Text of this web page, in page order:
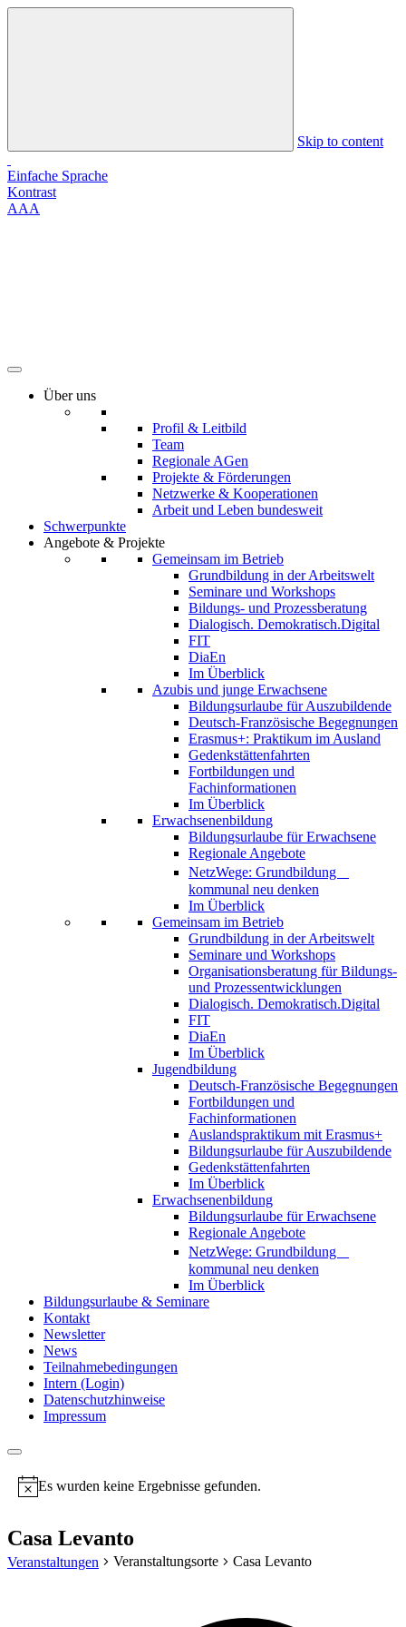
Skip to content
Einfache Sprache
Kontrast
AAA
Über uns
Profil & Leitbild
Team
Regionale AGen
Projekte & Förderungen
Netzwerke & Kooperationen
Arbeit und Leben bundesweit
Schwerpunkte
Angebote & Projekte
Gemeinsam im Betrieb
Grundbildung in der Arbeitswelt
Seminare und Workshops
Bildungs- und Prozessberatung
Dialogisch. Demokratisch.Digital
FIT
DiaEn
Im Überblick
Azubis und junge Erwachsene
Bildungsurlaube für Auszubildende
Deutsch-Französische Begegnungen
Erasmus+: Praktikum im Ausland
Gedenkstättenfahrten
Fortbildungen und
Fachinformationen
Im Überblick
Erwachsenenbildung
Bildungsurlaube für Erwachsene
Regionale Angebote
NetzWege: Grundbildung
kommunal neu denken
Im Überblick
Gemeinsam im Betrieb
Grundbildung in der Arbeitswelt
Seminare und Workshops
Organisationsberatung für Bildungs-
und Prozessentwicklungen
Dialogisch. Demokratisch.Digital
FIT
DiaEn
Im Überblick
Jugendbildung
Deutsch-Französische Begegnungen
Fortbildungen und
Fachinformationen
Auslandspraktikum mit Erasmus+
Bildungsurlaube für Auszubildende
Gedenkstättenfahrten
Im Überblick
Erwachsenenbildung
Bildungsurlaube für Erwachsene
Regionale Angebote
NetzWege: Grundbildung
kommunal neu denken
Im Überblick
Bildungsurlaube & Seminare
Kontakt
Newsletter
News
Teilnahmebedingungen
Intern (Login)
Datenschutzhinweise
Impressum
NoticeEs wurden keine Ergebnisse gefunden.
Casa Levanto
Veranstaltungen Veranstaltungsorte Casa Levanto